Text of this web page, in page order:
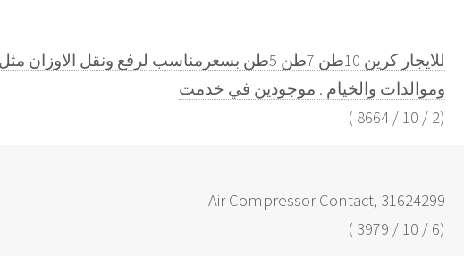
للايجار كرين 10طن 7طن 5طن بسعرمناسب لرفع ونقل
وموالدات والخيام . موجودين في خدمت
(
2
/
10
/
8664
)
Air Compressor Contact, 31624299
(
6
/
10
/
3979
)